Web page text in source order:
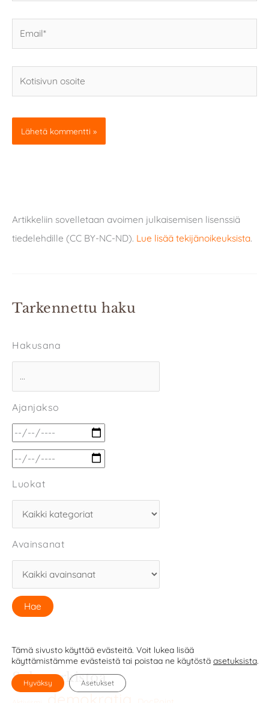
osoite
Artikkeliin sovelletaan avoimen julkaisemisen lisenssiä
tiedelehdille (CC BY-NC-ND). Lue lisää tekijänoikeuksista.
Tarkennettu haku
Hakusana
Ajanjakso
Luokat
Avainsanat
Selaa arkistoa
Tämä sivusto käyttää evästeitä. Voit lukea lisää
käyttämistämme evästeistä tai poistaa ne käytöstä asetuksista.
Hyväksy Asetukset